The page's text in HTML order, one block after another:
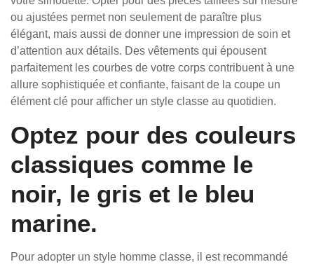
ou ajustées permet non seulement de paraître plus
élégant, mais aussi de donner une impression de soin et
d’attention aux détails. Des vêtements qui épousent
parfaitement les courbes de votre corps contribuent à une
allure sophistiquée et confiante, faisant de la coupe un
élément clé pour afficher un style classe au quotidien.
Optez pour des couleurs
classiques comme le
noir, le gris et le bleu
marine.
Pour adopter un style homme classe, il est recommandé